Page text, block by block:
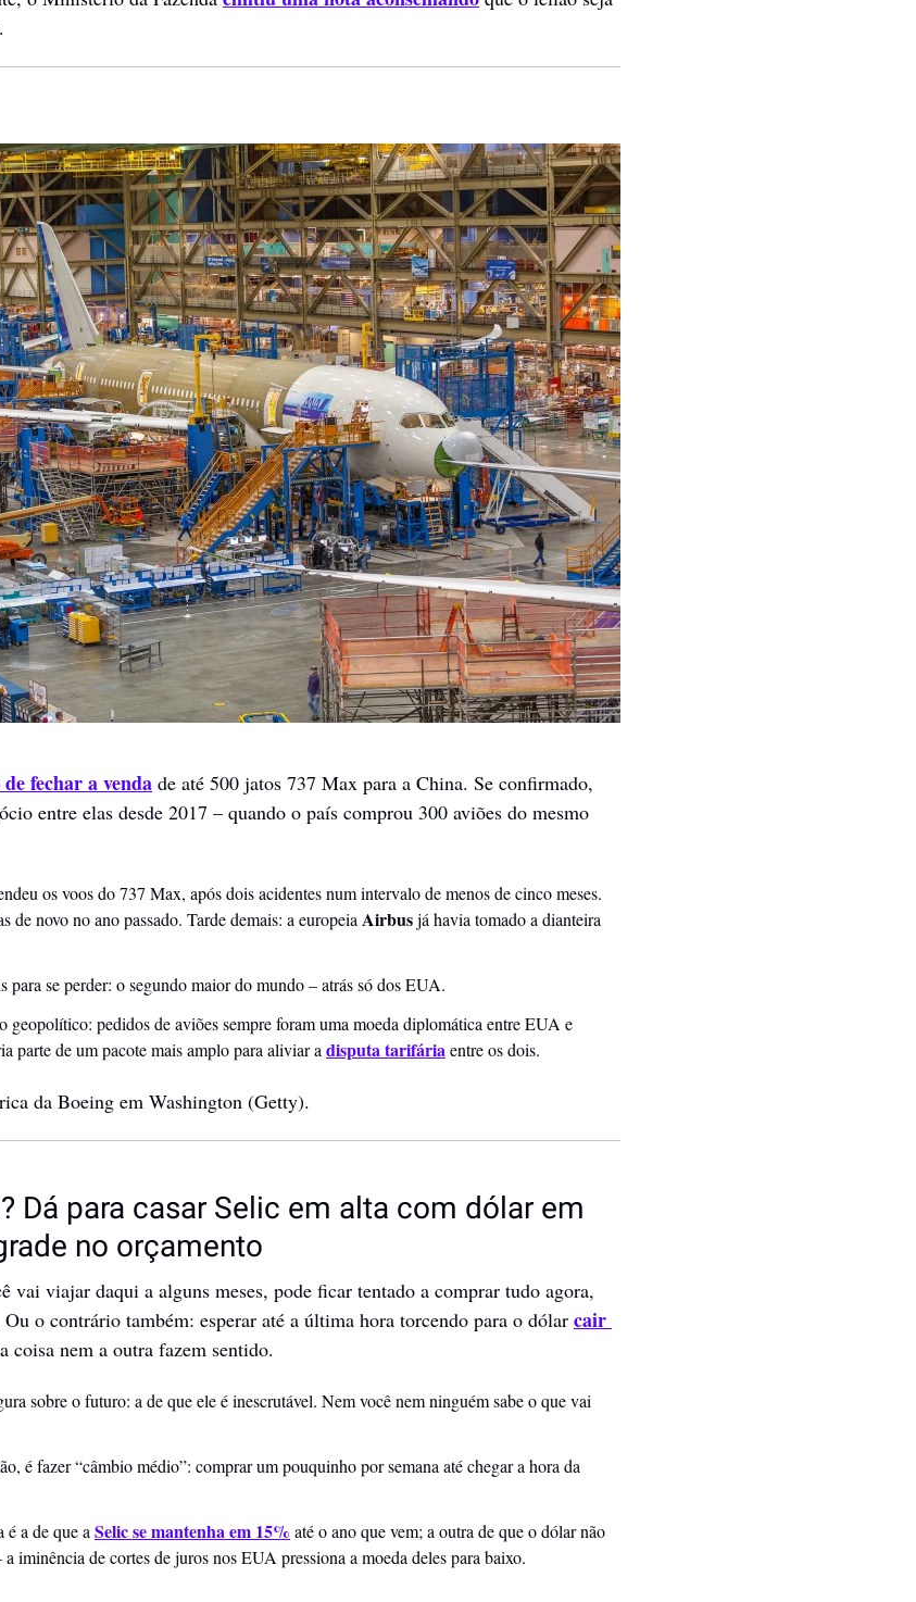
fechar a venda de até 500 jatos 737 Max para a China. Se confirmado,
entre elas desde 2017 – quando o país comprou 300 aviões do mesmo
os voos do 737 Max, após dois acidentes num intervalo de menos de cinco meses.
de novo no ano passado. Tarde demais: a europeia Airbus já havia tomado a dianteira
para se perder: o segundo maior do mundo – atrás só dos EUA.
geopolítico: pedidos de aviões sempre foram uma moeda diplomática entre EUA e
parte de um pacote mais amplo para aliviar a disputa tarifária entre os dois.
da Boeing em Washington (Getty).
Dá para casar Selic em alta com dólar em
no orçamento
vai viajar daqui a alguns meses, pode ficar tentado a comprar tudo agora,
o contrário também: esperar até a última hora torcendo para o dólar cair
coisa nem a outra fazem sentido.
sobre o futuro: a de que ele é inescrutável. Nem você nem ninguém sabe o que vai
é fazer “câmbio médio”: comprar um pouquinho por semana até chegar a hora da
é a de que a Selic se mantenha em 15% até o ano que vem; a outra de que o dólar não
a iminência de cortes de juros nos EUA pressiona a moeda deles para baixo.